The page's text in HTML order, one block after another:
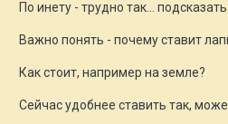
По инету - трудно так...
Важно понять - почему ставит
Как стоит, например на земле?
Сейчас удобнее ставить так,